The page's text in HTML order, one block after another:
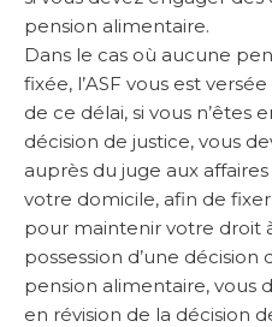
pension alimentaire.
Dans le cas où aucune
fixée, l’ASF vous est
de ce délai, si vous n’êtes
décision de justice, vous
auprès du juge aux
votre domicile, afin de
pour maintenir votre droit à
possession d’une
pension alimentaire, vous
en révision de la décision